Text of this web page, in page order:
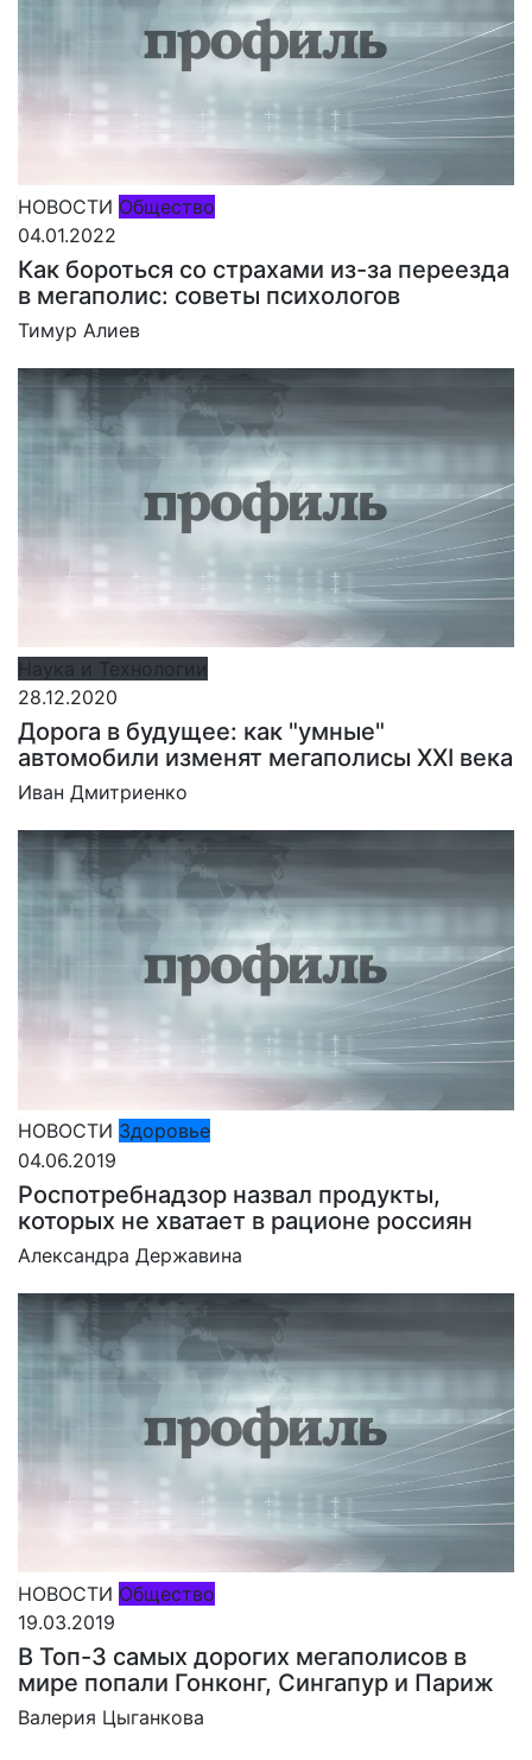
НОВОСТИ Общество
04.01.2022
Как бороться со страхами из-за переезда
в мегаполис: советы психологов
Тимур Алиев
Наука и Технологии
28.12.2020
Дорога в будущее: как "умные"
автомобили изменят мегаполисы XXI века
Иван Дмитриенко
НОВОСТИ Здоровье
04.06.2019
Роспотребнадзор назвал продукты,
которых не хватает в рационе россиян
Александра Державина
НОВОСТИ Общество
19.03.2019
В Топ-3 самых дорогих мегаполисов в
мире попали Гонконг, Сингапур и Париж
Валерия Цыганкова